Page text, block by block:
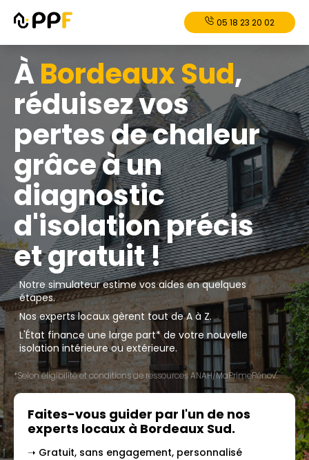
05 18 23 20 02
ÀBordeaux Sud,
réduisez vos
pertes de chaleur
grâce à un
diagnostic
d'isolation précis
et gratuit !
Notre simulateur estime vos aides en quelques
étapes.
Nos experts locaux gèrent tout de A à Z.
L'État finance une large part* de votre nouvelle
isolation intérieure ou extérieure.
*Selon éligibilité et conditions de ressources ANAH/MaPrimeRénov'.
Faites-vous guider par l'un de nos
experts locaux à Bordeaux Sud.
➝ Gratuit, sans engagement, personnalisé